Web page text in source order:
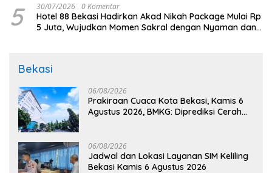
5 30/07/2026 0 Komentar
Hotel 88 Bekasi Hadirkan Akad Nikah Package Mulai Rp
5 Juta, Wujudkan Momen Sakral dengan Nyaman dan
Bekasi
06/08/2026
Prakiraan Cuaca Kota Bekasi, Kamis 6
Agustus 2026, BMKG: Diprediksi Cerah
06/08/2026
Jadwal dan Lokasi Layanan SIM Keliling
Bekasi Kamis 6 Agustus 2026